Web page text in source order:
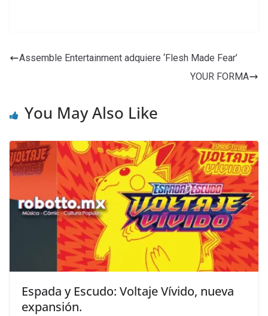
Assemble Entertainment adquiere ‘Flesh Made Fear’
YOUR FORMA
You May Also Like
Espada y Escudo: Voltaje Vívido, nueva
expansión.